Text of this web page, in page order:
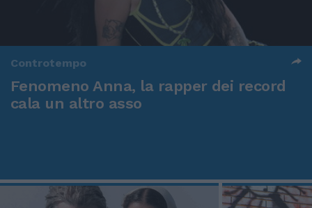
Controtempo
Fenomeno Anna, la rapper dei record
cala un altro asso